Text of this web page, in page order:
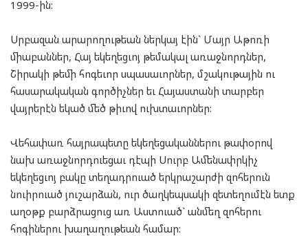
1999-ին:
Սրբազան արարողութեան ներկայ էին` Մայր Աթոռի
միաբաններ, Հայ եկեղեցւոյ թեմակալ առաջնորդներ,
Շիրակի թեմի հոգեւոր սպասաւորներ, մշակութային ու
հասարակական գործիչներ եւ Հայաստանի տարբեր
վայրերէն եկած մեծ թիւով ուխտաւորներ:
Վեհափառ հայրապետը եկեղեցականներու թափօրով
նախ առաջնորդուեցաւ դէպի Սուրբ Ամենափրկիչ
եկեղեցւոյ բակը տեղադրուած երկրաշարժի զոհերուն
նուիրուած յուշարձան, ուր ծաղկեպսակի զետեղումէն ետք
աղօթք բարձրացուց առ Աստուած` անմեղ զոհերու
հոգիներու խաղաղութեան համար: